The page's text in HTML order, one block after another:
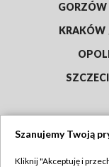
GORZÓW
KRAKÓW
Szanujemy Twoją
Kliknij "Akceptuję i